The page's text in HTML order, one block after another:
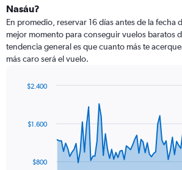
Nasáu?
En promedio, reservar 16 días antes de la fecha
mejor momento para conseguir vuelos baratos
tendencia general es que cuanto más te
más caro será el vuelo.
data
The$800
$1.600
$2.400